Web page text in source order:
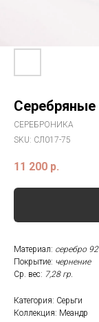
Серебряные
СЕРЕБРОНИКА
SKU: СЛ017-75
11 200 р.
Материал: серебро
Покрытие: чернение
Ср. вес: 7,28 гр.
Категория: Серьги
Коллекция: Меандр